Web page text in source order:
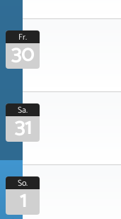
Fr.
30
Sa.
31
So.
1